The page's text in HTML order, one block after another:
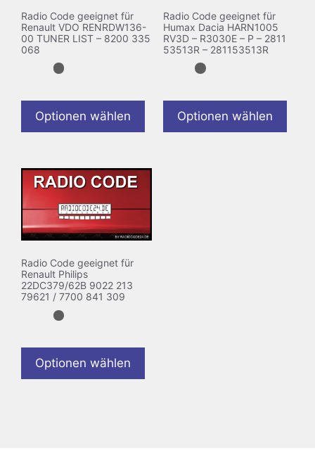
Radio Code geeignet für
Renault VDO RENRDW136-
00 TUNER LIST – 8200 335
068
Optionen wählen
Radio Code geeignet für
Humax Dacia HARN1005
RV3D – R3030E – P – 2811
53513R – 281153513R
Optionen wählen
Radio Code geeignet für
Renault Philips
22DC379/62B 9022 213
79621 / 7700 841 309
Optionen wählen